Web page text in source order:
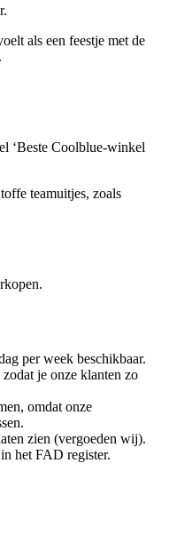
als een feestje met de
‘Beste Coolblue-winkel
teamuitjes, zoals
per week beschikbaar.
je onze klanten zo
omdat onze
zien (vergoeden wij).
het FAD register.